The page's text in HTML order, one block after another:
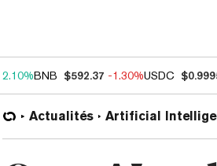
2.10%BNB $592.37 -1.30%USDC
Actualités Artificial